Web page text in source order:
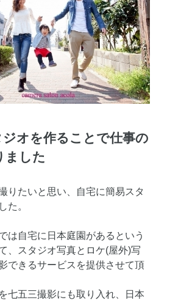
オを作ることで仕事の
ました
りたいと思い、自宅に簡易スタ
た。
は自宅に日本庭園があるという
、スタジオ写真とロケ(屋外)写
できるサービスを提供させて頂
七五三撮影にも取り入れ、日本